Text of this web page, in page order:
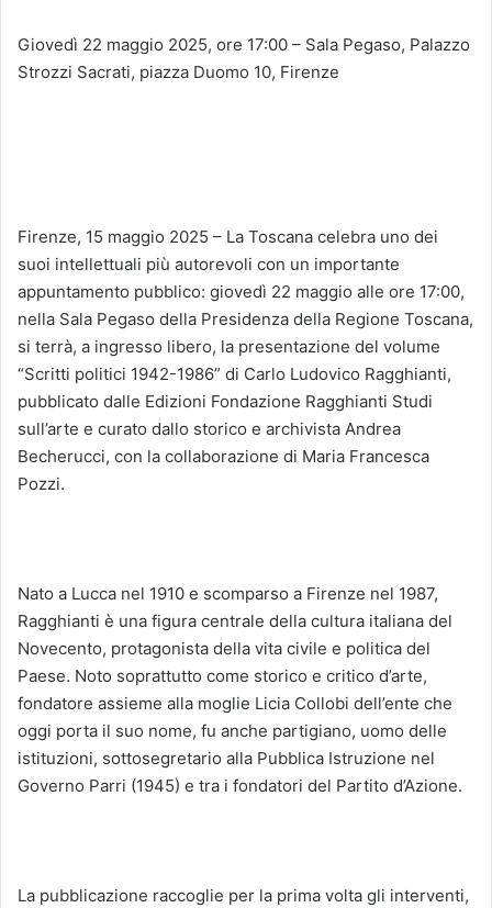
Giovedì 22 maggio 2025, ore 17:00 – Sala Pegaso, Palazzo
Strozzi Sacrati, piazza Duomo 10, Firenze
Firenze, 15 maggio 2025 – La Toscana celebra uno dei
suoi intellettuali più autorevoli con un importante
appuntamento pubblico: giovedì 22 maggio alle ore 17:00,
nella Sala Pegaso della Presidenza della Regione Toscana,
si terrà, a ingresso libero, la presentazione del volume
“Scritti politici 1942-1986” di Carlo Ludovico Ragghianti,
pubblicato dalle Edizioni Fondazione Ragghianti Studi
sull’arte e curato dallo storico e archivista Andrea
Becherucci, con la collaborazione di Maria Francesca
Pozzi.
Nato a Lucca nel 1910 e scomparso a Firenze nel 1987,
Ragghianti è una figura centrale della cultura italiana del
Novecento, protagonista della vita civile e politica del
Paese. Noto soprattutto come storico e critico d’arte,
fondatore assieme alla moglie Licia Collobi dell’ente che
oggi porta il suo nome, fu anche partigiano, uomo delle
istituzioni, sottosegretario alla Pubblica Istruzione nel
Governo Parri (1945) e tra i fondatori del Partito d’Azione.
La pubblicazione raccoglie per la prima volta gli interventi,